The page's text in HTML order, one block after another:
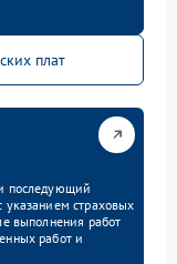
плат
последующий
указанием страховых
выполнения работ
работ и